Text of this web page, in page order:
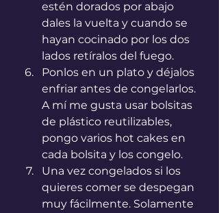
estén dorados por abajo
dales la vuelta y cuando se
hayan cocinado por los dos
lados retíralos del fuego.
Ponlos en un plato y déjalos
enfriar antes de congelarlos.
A mí me gusta usar bolsitas
de plástico reutilizables,
pongo varios hot cakes en
cada bolsita y los congelo.
Una vez congelados si los
quieres comer se despegan
muy fácilmente. Solamente